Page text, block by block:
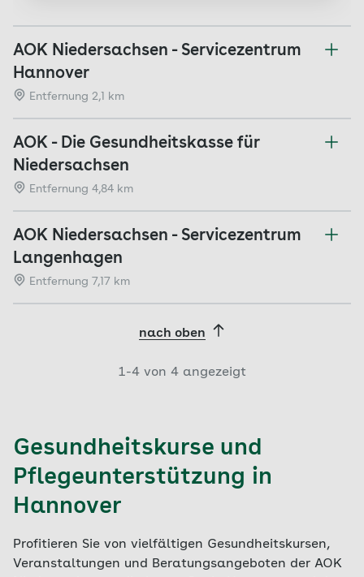
AOK Niedersachsen - Servicezentrum
Hannover
Entfernung 2,1 km
AOK - Die Gesundheitskasse für
Niedersachsen
Entfernung 4,84 km
AOK Niedersachsen - Servicezentrum
Langenhagen
Entfernung 7,17 km
nach oben
1-4 von 4 angezeigt
Gesundheitskurse und
Pflegeunterstützung in
Hannover
Profitieren Sie von vielfältigen Gesundheitskursen,
Veranstaltungen und Beratungsangeboten der AOK